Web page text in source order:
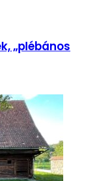
„plébános